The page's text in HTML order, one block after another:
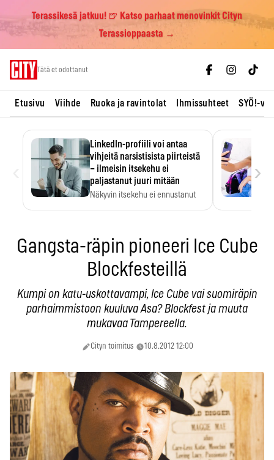
Terassikesä jatkuu! 🍺 Katso parhaat menovinkit Cityn
Terassioppaasta →
Tätä et odottanut
Etusivu Viihde Ruoka ja ravintolat Ihmissuhteet SYÖ!-
LinkedIn-profiili voi antaa
vihjeitä narsistisista piirteistä
– ilmeisin itsekehu ei
paljastanut juuri mitään
Näkyvin itsekehu ei ennustanut
›
Gangsta-räpin pioneeri Ice Cube
Blockfesteillä
Kumpi on katu-uskottavampi, Ice Cube vai suomiräpin
parhaimmistoon kuuluva Asa? Blockfest ja muuta
mukavaa Tampereella.
Cityn toimitus 10.8.2012 12:00